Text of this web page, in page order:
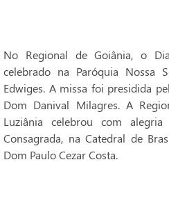
No Regional de Goiânia, o
celebrado na Paróquia Nossa
Edwiges. A missa foi presidida
Dom Danival Milagres. A
Luziânia celebrou com
Consagrada, na Catedral de
Dom Paulo Cezar Costa.